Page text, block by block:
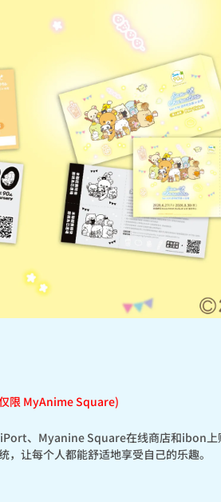
限 MyAnime Square)
、Myanine Square在线商店和ibon上
让每个人都能舒适地享受自己的乐趣。